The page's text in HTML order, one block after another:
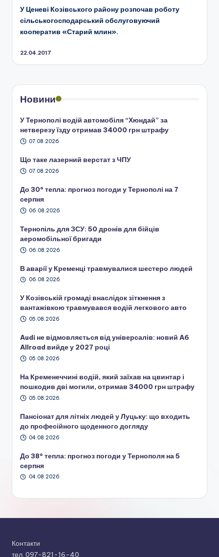
У Ценеві Козівського району розпочав роботу
сільськогосподарський обслуговуючий
кооператив «Старий млин».
22.04.2017
Новини
У Тернополі водій автомобіля “Хюндай” за
нетверезу їзду отримав 34000 грн штрафу
07.08.2026
Що таке лазерний верстат з ЧПУ
07.08.2026
До 30° тепла: прогноз погоди у Тернополі на 7
серпня
06.08.2026
Тернопіль для ЗСУ: 50 дронів для бійців
аеромобільної бригади
06.08.2026
В аварії у Кременці травмувалися шестеро людей
06.08.2026
У Козівській громаді внаслідок зіткнення з
вантажівкою травмувався водій легкового авто
05.08.2026
Audi не відмовляється від універсалів: новий A6
Allroad вийде у 2027 році
05.08.2026
На Кременеччині водій, який заїхав на цвинтар і
пошкодив дві могили, отримав 34000 грн штрафу
05.08.2026
Пансіонат для літніх людей у Луцьку: що входить
до професійного щоденного догляду
04.08.2026
До 38° тепла: прогноз погоди у Тернополя на 5
серпня
04.08.2026
Контакти
тел. 097-821-16-40